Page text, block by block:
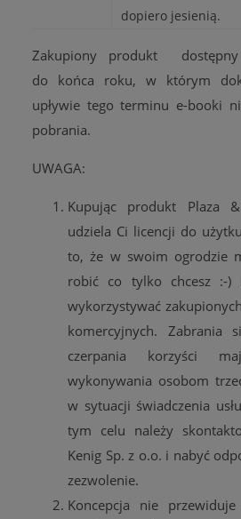
dopiero jesienią.
Zakupiony produkt
do końca roku, w którym
upływie tego terminu e-booki
pobrania.
UWAGA:
Kupując produkt Plaza
udziela Ci licencji do
to, że w swoim ogrodzie
robić co tylko chcesz :-)
wykorzystywać
komercyjnych. Zabrania
czerpania korzyści
wykonywania osobom
w sytuacji świadczenia
tym celu należy
Kenig Sp. z o.o. i nabyć
zezwolenie.
Koncepcja nie